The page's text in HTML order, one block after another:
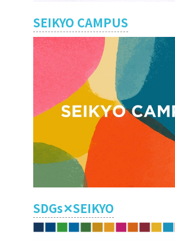
SEIKYO CAMPUS
SDGs✕SEIKYO